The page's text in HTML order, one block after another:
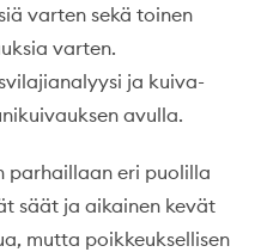
varten sekä toinen
varten.
ja kuiva-
avulla.
parhaillaan eri puolilla
säät ja aikainen kevät
mutta poikkeuksellisen